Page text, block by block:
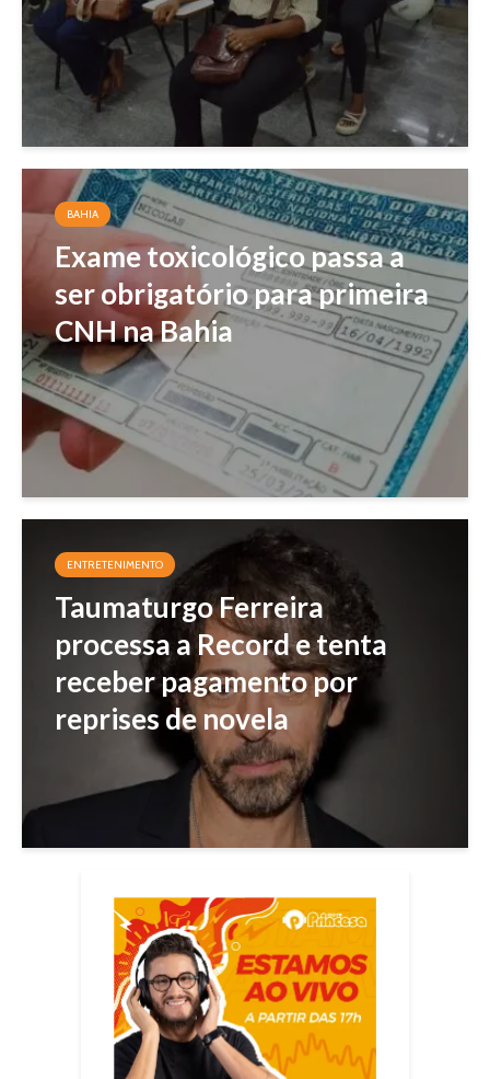
BAHIA
Exame toxicológico passa a
ser obrigatório para primeira
CNH na Bahia
ENTRETENIMENTO
Taumaturgo Ferreira
processa a Record e tenta
receber pagamento por
reprises de novela